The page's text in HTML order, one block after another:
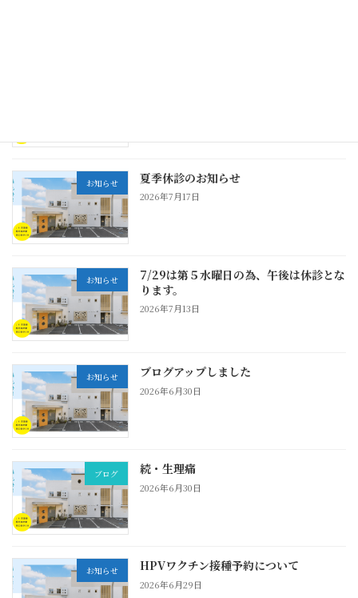
お知らせ 夏季休診のお知らせ
2026年7月17日
お知らせ
7/29は第５水曜日の為、午後は休診とな
ります。
2026年7月13日
お知らせ ブログアップしました
2026年6月30日
ブログ 続・生理痛
2026年6月30日
お知らせ HPVワクチン接種予約について
2026年6月29日